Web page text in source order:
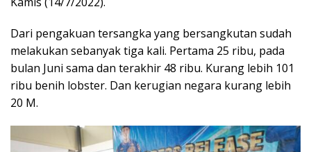
Dari pengakuan tersangka yang bersangkutan sudah
melakukan sebanyak tiga kali. Pertama 25 ribu, pada
bulan Juni sama dan terakhir 48 ribu. Kurang lebih 101
ribu benih lobster. Dan kerugian negara kurang lebih
20 M.